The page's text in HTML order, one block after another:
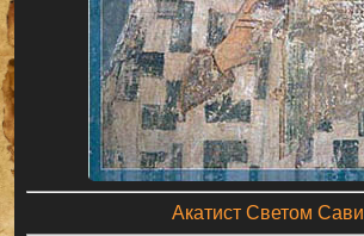
Акатист Светом Сави